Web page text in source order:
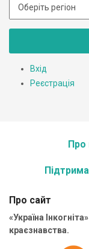
Вхід
Реєстрація
Про
Про сайт
«Україна
краєзнавства.